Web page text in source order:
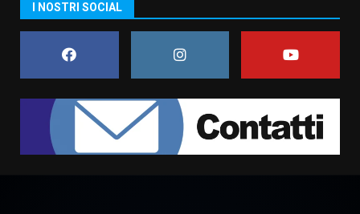
di aperture straordinarie del
Comune di Fasano
6 Agosto 2026 14:16
1
La Banda Città di Fasano apre
ufficialmente la Festa di
Savelletri
8 Agosto 2026 11:00
I NOSTRI SOCIAL